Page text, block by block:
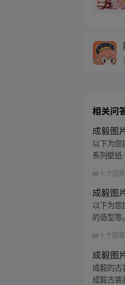
相关问
成毅图
以下为您
系列壁纸
1 个回
成毅图
以下为
的造型等
1 个回
成毅图
成毅的古
成毅古装